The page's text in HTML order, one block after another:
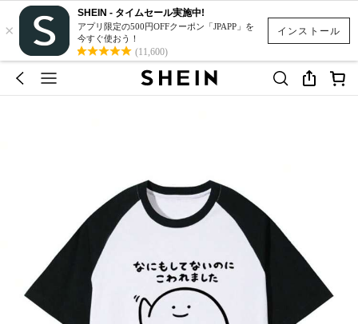
インストール
×
SHEIN - タイムセール実施中!
アプリ限定の500円OFFクーポン「JPAPP」を
今すぐ使おう！
(11,600)